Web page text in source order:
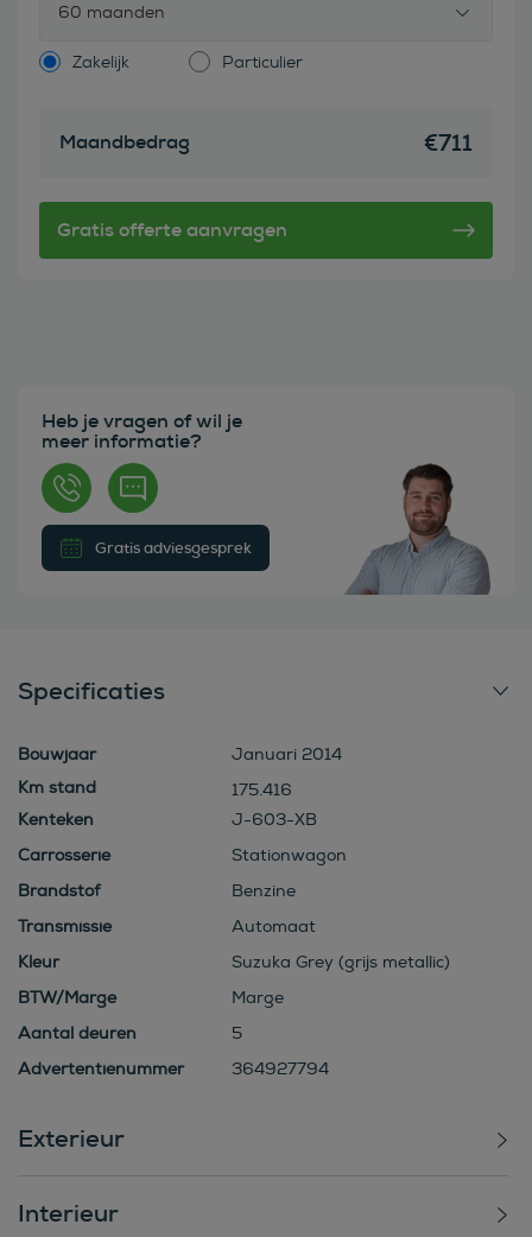
60 maanden
Zakelijk Particulier
Maandbedrag €711
Heb je vragen of wil je
meer informatie?
Gratis adviesgesprek
Specificaties
Bouwjaar
Januari 2014
175.416
Kenteken
J-603-XB
Carrosserie
Stationwagon
Brandstof
Benzine
Transmissie
Automaat
Kleur
Suzuka Grey (grijs metallic)
BTW/Marge
Marge
Aantal deuren
5
Advertentienummer
364927794
Exterieur
Interieur